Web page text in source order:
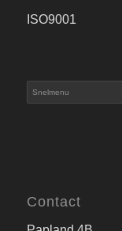
ISO9001
Contact